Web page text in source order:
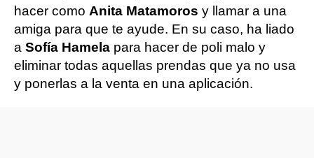
hacer como Anita Matamoros y llamar a una
amiga para que te ayude. En su caso, ha liado
a Sofía Hamela para hacer de poli malo y
eliminar todas aquellas prendas que ya no usa
y ponerlas a la venta en una aplicación.